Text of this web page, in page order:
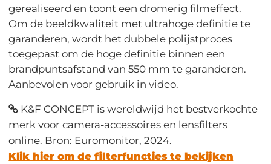
gerealiseerd en toont een dromerig filmeffect.
Om de beeldkwaliteit met ultrahoge definitie te
garanderen, wordt het dubbele polijstproces
toegepast om de hoge definitie binnen een
brandpuntsafstand van 550 mm te garanderen.
Aanbevolen voor gebruik in video.
K&F CONCEPT is wereldwijd het bestverkochte
merk voor camera-accessoires en lensfilters
online. Bron: Euromonitor, 2024.
Klik hier om de filterfuncties te bekijken